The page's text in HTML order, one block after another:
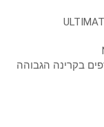
בקרינה הגבוהה